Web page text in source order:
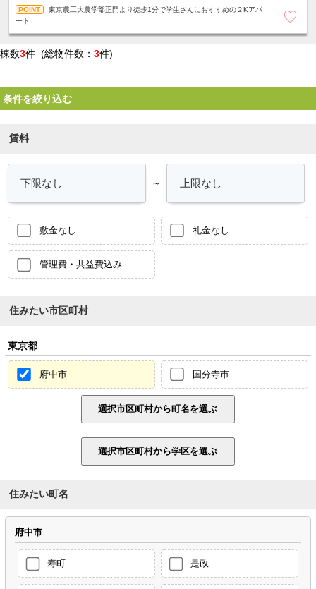
東京農工大農学部正門より徒歩1分で学生さんにおすすめの２Kアパ
ート
棟数3件 (総物件数： 3件)
条件を絞り込む
賃料
～
敷金なし 礼金なし
管理費・共益費込み
住みたい市区町村
東京都
府中市 国分寺市
住みたい町名
府中市
寿町 是政